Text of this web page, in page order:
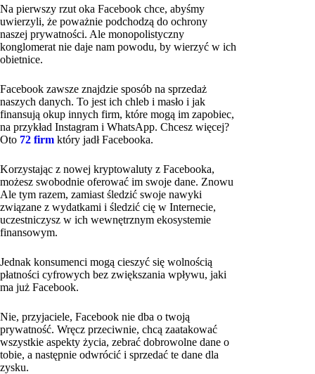
Na pierwszy rzut oka Facebook chce, abyśmy
uwierzyli, że poważnie podchodzą do ochrony
naszej prywatności. Ale monopolistyczny
konglomerat nie daje nam powodu, by wierzyć w ich
obietnice.
Facebook zawsze znajdzie sposób na sprzedaż
naszych danych. To jest ich chleb i masło i jak
finansują okup innych firm, które mogą im zapobiec,
na przykład Instagram i WhatsApp. Chcesz więcej?
Oto 72 firm który jadł Facebooka.
Korzystając z nowej kryptowaluty z Facebooka,
możesz swobodnie oferować im swoje dane. Znowu
Ale tym razem, zamiast śledzić swoje nawyki
związane z wydatkami i śledzić cię w Internecie,
uczestniczysz w ich wewnętrznym ekosystemie
finansowym.
Jednak konsumenci mogą cieszyć się wolnością
płatności cyfrowych bez zwiększania wpływu, jaki
ma już Facebook.
Nie, przyjaciele, Facebook nie dba o twoją
prywatność. Wręcz przeciwnie, chcą zaatakować
wszystkie aspekty życia, zebrać dobrowolne dane o
tobie, a następnie odwrócić i sprzedać te dane dla
zysku.